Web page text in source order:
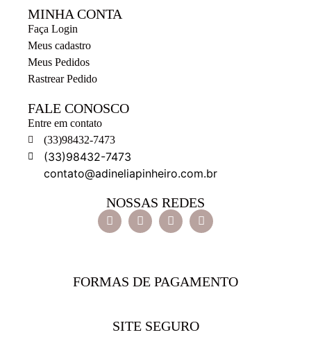
MINHA CONTA
Faça Login
Meus cadastro
Meus Pedidos
Rastrear Pedido
FALE CONOSCO
Entre em contato
(33)98432-7473
(33)98432-7473
contato@adineliapinheiro.com.br
NOSSAS REDES
FORMAS DE PAGAMENTO
SITE SEGURO